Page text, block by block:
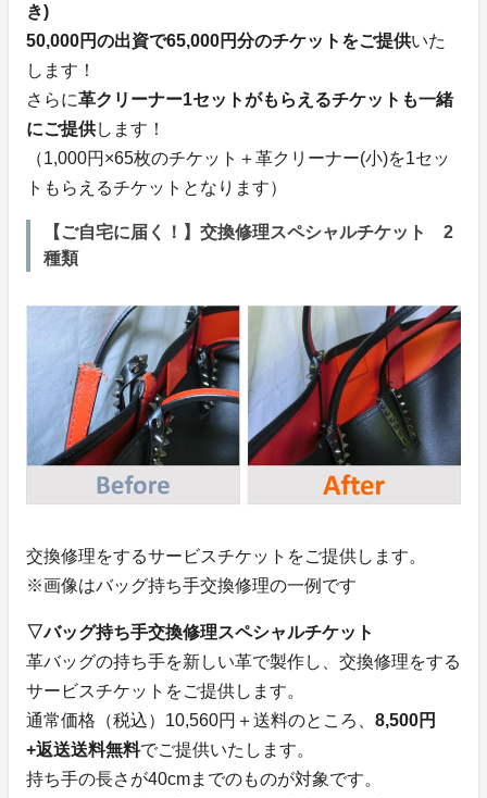
き)
50,000円の出資で65,000円分のチケットをご提供いた
します！
さらに革クリーナー1セットがもらえるチケットも一緒
にご提供します！
（1,000円×65枚のチケット＋革クリーナー(小)を1セッ
トもらえるチケットとなります）
【ご自宅に届く！】交換修理スペシャルチケット 2
種類
交換修理をするサービスチケットをご提供します。
※画像はバッグ持ち手交換修理の一例です
▽バッグ持ち手交換修理スペシャルチケット
革バッグの持ち手を新しい革で製作し、交換修理をする
サービスチケットをご提供します。
通常価格（税込）10,560円＋送料のところ、 8,500円
+返送送料無料でご提供いたします。
持ち手の長さが40cmまでのものが対象です。